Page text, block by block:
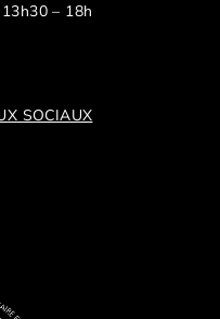
– 18h
SOCIAUX